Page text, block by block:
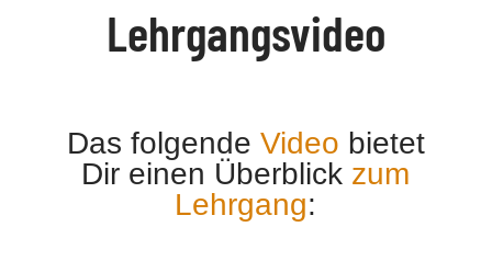
Lehrgangsvideo
Das folgende Video bietet
Dir einen Überblick zum
Lehrgang: